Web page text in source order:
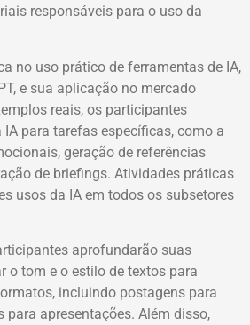
responsáveis para o uso da
no uso prático de ferramentas de IA,
e sua aplicação no mercado
reais, os participantes
para tarefas específicas, como a
geração de referências
de briefings. Atividades práticas
usos da IA em todos os subsetores
aprofundarão suas
o tom e o estilo de textos para
incluindo postagens para
para apresentações. Além disso,